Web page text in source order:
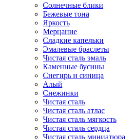
Солнечные блики
Бежевые тона
Яркость
Мерцание
Сладкие капельки
Эмалевые браслеты
Чистая сталь эмаль
Каменные бусины
Снегирь и синица
Алый
Снежинки
Чистая сталь
Чистая сталь атлас
Чистая сталь мягкость
Чистая сталь сердца
Чистая сталь миниатюра